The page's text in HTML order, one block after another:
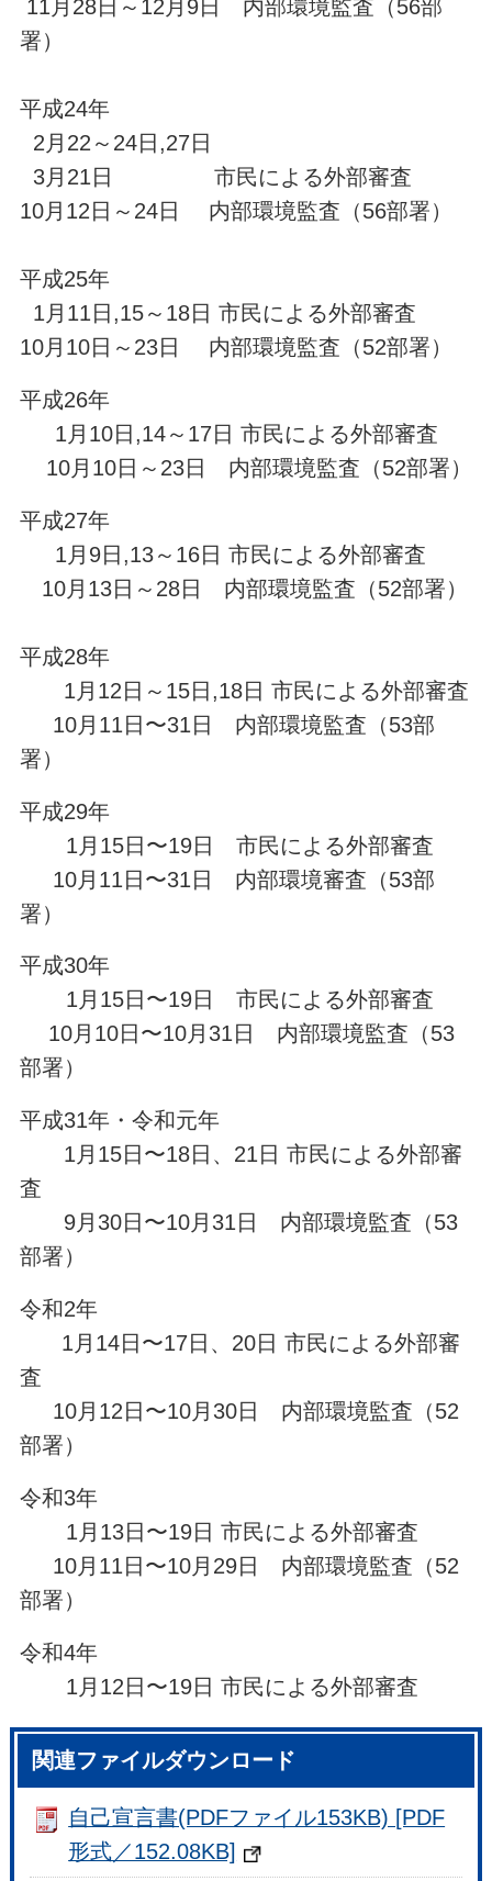
11月28日～12月9日 内部環境監査（56部
署）
平成24年
2月22～24日,27日
3月21日 市民による外部審査
10月12日～24日 内部環境監査（56部署）
平成25年
1月11日,15～18日 市民による外部審査
10月10日～23日 内部環境監査（52部署）
平成26年
1月10日,14～17日 市民による外部審査
10月10日～23日 内部環境監査（52部署）
平成27年
1月9日,13～16日 市民による外部審査
10月13日～28日 内部環境監査（52部署）
平成28年
1月12日～15日,18日 市民による外部審査
10月11日〜31日 内部環境監査（53部
署）
平成29年
1月15日〜19日 市民による外部審査
10月11日〜31日 内部環境審査（53部
署）
平成30年
1月15日〜19日 市民による外部審査
10月10日〜10月31日 内部環境監査（53
部署）
平成31年・令和元年
1月15日〜18日、21日 市民による外部審
査
9月30日〜10月31日 内部環境監査（53
部署）
令和2年
1月14日〜17日、20日 市民による外部審
査
10月12日〜10月30日 内部環境監査（52
部署）
令和3年
1月13日〜19日 市民による外部審査
10月11日〜10月29日 内部環境監査（52
部署）
令和4年
1月12日〜19日 市民による外部審査
関連ファイルダウンロード
自己宣言書(PDFファイル153KB) [PDF
形式／152.08KB]